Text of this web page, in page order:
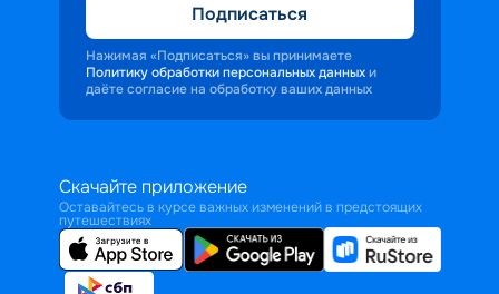
Подписаться
Нажимая «Подписаться» вы принимаете
Политику обработки персональных данных и
даёте согласие на обработку ваших данных
Скачайте приложение
Оставайтесь в курсе важных изменений в предстоящих
путешествиях